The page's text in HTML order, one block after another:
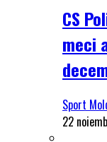
CS
meci
Sport
22